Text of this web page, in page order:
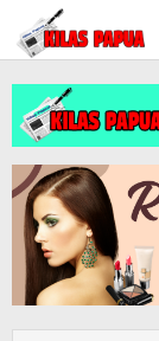
Lewati
konten